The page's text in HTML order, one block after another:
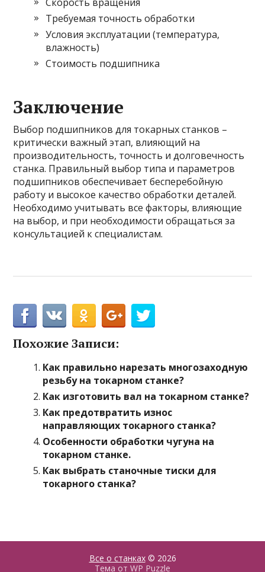
Требуемая точность обработки
Условия эксплуатации (температура,
влажность)
Стоимость подшипника
Заключение
Выбор подшипников для токарных станков –
критически важный этап, влияющий на
производительность, точность и долговечность
станка. Правильный выбор типа и параметров
подшипников обеспечивает бесперебойную
работу и высокое качество обработки деталей.
Необходимо учитывать все факторы, влияющие
на выбор, и при необходимости обращаться за
консультацией к специалистам.
Похожие Записи:
Как правильно нарезать многозаходную
резьбу на токарном станке?
Как изготовить вал на токарном станке?
Как предотвратить износ
направляющих токарного станка?
Особенности обработки чугуна на
токарном станке.
Как выбрать станочные тиски для
токарного станка?
Все о станках© 2026
Тема от WP Puzzle